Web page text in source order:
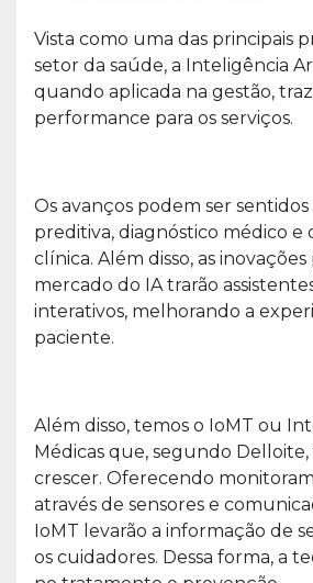
Vista como uma das principais
setor da saúde, a Inteligência
quando aplicada na gestão,
performance para os serviços.
Os avanços podem ser sentidos
preditiva, diagnóstico médico
clínica. Além disso, as
mercado do IA trarão
interativos, melhorando a
paciente.
Além disso, temos o IoMT ou
Médicas que, segundo
crescer. Oferecendo
através de sensores e
IoMT levarão a informação de
os cuidadores. Dessa forma, a